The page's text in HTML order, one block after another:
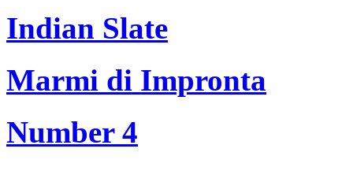
Indian Slate
Marmi di Impronta
Number 4